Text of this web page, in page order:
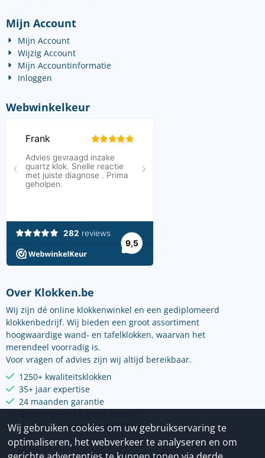
Mijn Account
Mijn Account
Wijzig Account
Mijn Accountinformatie
Inloggen
Webwinkelkeur
Over Klokken.be
Wij zijn dé online klokkenwinkel en een gediplomeerd
klokkenbedrijf. Wij bieden een groot assortiment
hoogwaardige wand- en tafelklokken, waarvan het
merendeel voorradig is.
Voor vragen of advies zijn wij altijd bereikbaar.
1250+ kwaliteitsklokken
35+ jaar expertise
24 maanden garantie
Gratis verzending vanaf €75
Wij gebruiken cookies om uw gebruikservaring te
optimaliseren, het webverkeer te analyseren en om